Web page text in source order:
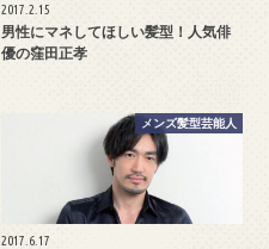
2017.2.15
男性にマネしてほしい髪型！人気俳
優の窪田正孝
メンズ髪型芸能人
2017.6.17